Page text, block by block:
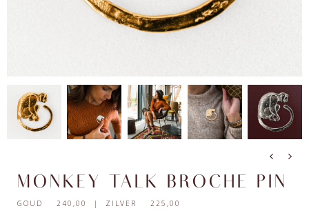
MONKEY TALK BROCHE PIN
GOUD 240,00 | ZILVER 225,00